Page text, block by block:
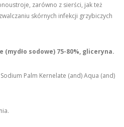
zarówno z sierści, jak też
skórnych infekcji grzybiczych
(mydło sodowe) 75-80%, gliceryna.
Palm Kernelate (and) Aqua (and)